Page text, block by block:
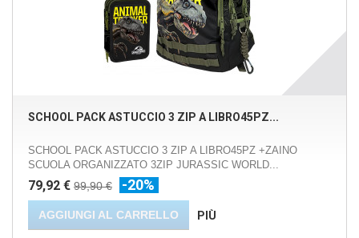
SCHOOL PACK ASTUCCIO 3 ZIP A LIBRO45PZ...
SCHOOL PACK ASTUCCIO 3 ZIP A LIBRO45PZ +ZAINO
SCUOLA ORGANIZZATO 3ZIP JURASSIC WORLD...
79,92 € 99,90 € -20%
AGGIUNGI AL CARRELLO PIÙ